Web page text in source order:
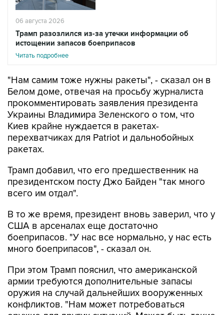
06 августа 2026
Трамп разозлился из-за утечки информации об
истощении запасов боеприпасов
Читать подробнее
"Нам самим тоже нужны ракеты", - сказал он в
Белом доме, отвечая на просьбу журналиста
прокомментировать заявления президента
Украины Владимира Зеленского о том, что
Киев крайне нуждается в ракетах-
перехватчиках для Patriot и дальнобойных
ракетах.
Трамп добавил, что его предшественник на
президентском посту Джо Байден "так много
всего им отдал".
В то же время, президент вновь заверил, что у
США в арсеналах еще достаточно
боеприпасов. "У нас все нормально, у нас есть
много боеприпасов", - сказал он.
При этом Трамп пояснил, что американской
армии требуются дополнительные запасы
оружия на случай дальнейших вооруженных
конфликтов. "Нам может потребоваться